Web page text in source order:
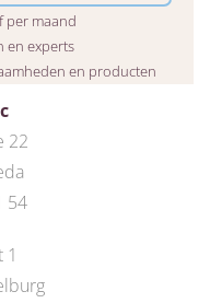
22
54
1
per maand
en experts
en producten